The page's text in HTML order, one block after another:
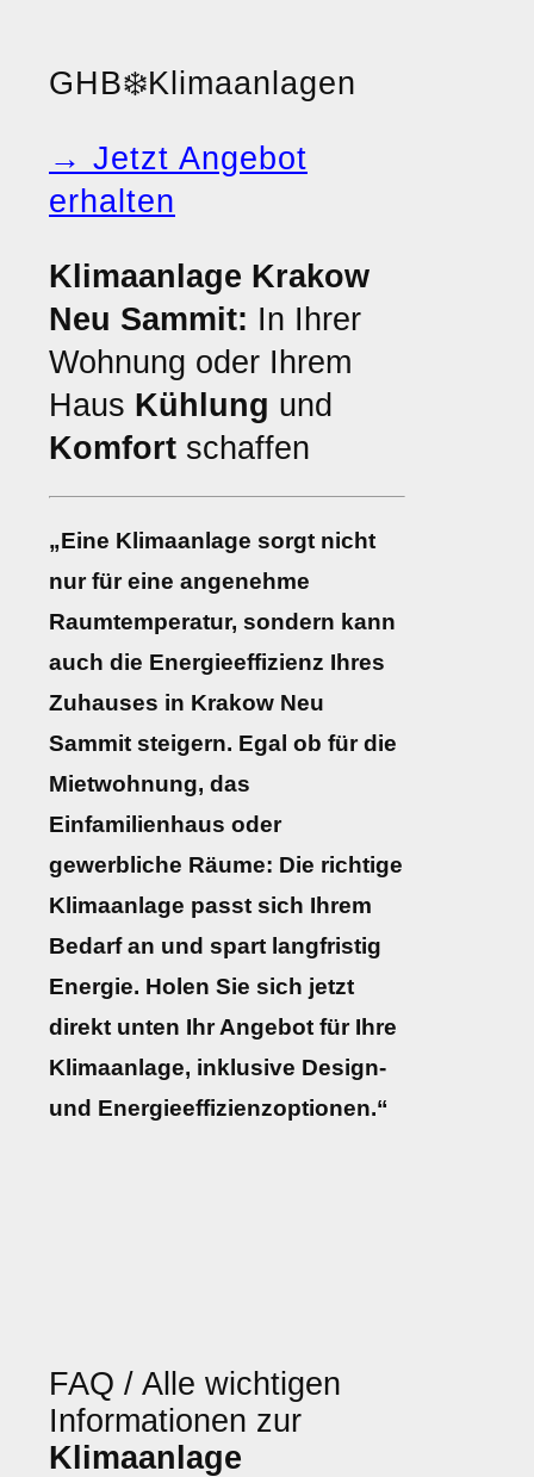
GHB❄️Klimaanlagen
→ Jetzt Angebot
erhalten
Klimaanlage Krakow
Neu Sammit: In Ihrer
Wohnung oder Ihrem
Haus Kühlung und
Komfort schaffen
„Eine Klimaanlage sorgt nicht
nur für eine angenehme
Raumtemperatur, sondern kann
auch die Energieeffizienz Ihres
Zuhauses in Krakow Neu
Sammit steigern. Egal ob für die
Mietwohnung, das
Einfamilienhaus oder
gewerbliche Räume: Die richtige
Klimaanlage passt sich Ihrem
Bedarf an und spart langfristig
Energie. Holen Sie sich jetzt
direkt unten Ihr Angebot für Ihre
Klimaanlage, inklusive Design-
und Energieeffizienzoptionen.“
FAQ / Alle wichtigen
Informationen zur
Klimaanlage